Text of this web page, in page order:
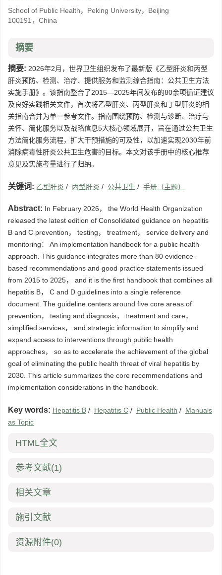
School of Public Health，Peking University，Beijing
100191，China
摘要
摘要: 2026年2月，世界卫生组织发布了最新版《乙型肝炎和丙型
肝炎预防、检测、治疗、提供服务和监测综合指南：公共卫生方法
实施手册》。该指南整合了2015—2025年间发布的80余项循证建议
及良好实践相关文件，首次将乙型肝炎、丙型肝炎和丁型肝炎的相
关指南合并为单一参考文件。指南围绕预防、检测与诊断、治疗与
关怀、简化服务以及战略信息5大核心领域展开，旨在通过公共卫生
方法简化服务流程，扩大干预措施的可及性，以加速实现2030年前
消除病毒性肝炎公共卫生危害的目标。本文对该手册中的核心推荐
意见及实施考量进行了归纳。
关键词: 乙型肝炎 / 丙型肝炎 / 公共卫生 / 手册（主题）
Abstract: In February 2026， the World Health Organization
released the latest edition of Consolidated guidance on hepatitis
B and C prevention， testing， treatment， service delivery and
monitoring： An implementation handbook for a public health
approach. This guidance integrates more than 80 evidence-
based recommendations and good practice statements issued
from 2015 to 2025， and it is the first handbook that combines all
hepatitis B， C and D guidelines into a single reference
document. The guideline centers around five core areas of
prevention， testing and diagnosis， treatment and care，
simplified services， and strategic information to simplify and
expand access to interventions through public health
approaches， so as to accelerate the achievement of the global
goal of eliminating the public health threat of viral hepatitis by
2030. This article summarizes the core recommendations and
implementation considerations in the handbook.
Key words: Hepatitis B / Hepatitis C / Public Health / Manuals
as Topic
HTML全文
参考文献(1)
相关文章
施引文献
资源附件(0)